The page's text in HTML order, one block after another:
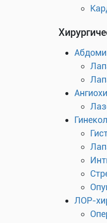
ЛОР-